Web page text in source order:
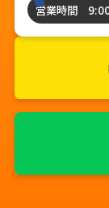
営業時間